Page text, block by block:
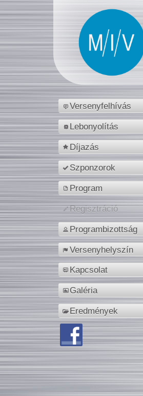
Versenyfelhívás
Lebonyolítás
Díjazás
Szponzorok
Program
Regisztráció
Programbizottság
Versenyhelyszín
Kapcsolat
Galéria
Eredmények